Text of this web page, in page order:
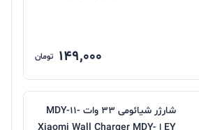
149,000 تومان
شارژر شیائومی 33 وات MDY-11-